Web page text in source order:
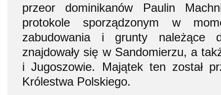
przeor dominikanów Paulin
protokole sporządzonym w
zabudowania i grunty należące
znajdowały się w Sandomierzu, a
i Jugoszowie. Majątek ten został
Królestwa Polskiego.